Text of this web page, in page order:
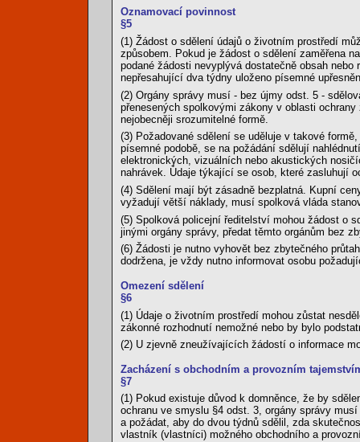
Oznamovací povinnost
§5
(1) Žádost o sdělení údajů o životním prostředí
způsobem. Pokud je žádost o sdělení zaměřena
podané žádosti nevyplývá dostatečně obsah
nepřesahující dva týdny uloženo písemné
(2) Orgány správy musí - bez újmy odst. 5 -
přenesených spolkovými zákony v oblasti
nejobecněji srozumitelné formě.
(3) Požadované sdělení se uděluje v takové
písemné podobě, se na požádání sdělují
elektronických, vizuálních nebo akustických
nahrávek. Údaje týkající se osob, které zasluhují
(4) Sdělení mají být zásadně bezplatná. Kupní
vyžadují větší náklady, musí spolková vláda
(5) Spolková policejní ředitelství mohou žádost o
jinými orgány správy, předat těmto orgánům bez
(6) Žádosti je nutno vyhovět bez zbytečného
dodržena, je vždy nutno informovat osobu
Omezení sdělení
§6
(1) Údaje o životním prostředí mohou zůstat
zákonné rozhodnutí nemožné nebo by bylo
(2) U zjevně zneužívajících žádostí o informace
Zacházení s obchodním a provozním
§7
(1) Pokud existuje důvod k domněnce, že by
ochranu ve smyslu §4 odst. 3, orgány správy
a požádat, aby do dvou týdnů sdělil, zda
vlastník (vlastníci) možného obchodního a